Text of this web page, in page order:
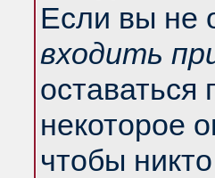
Если вы не
входить
некоторое
чтобы